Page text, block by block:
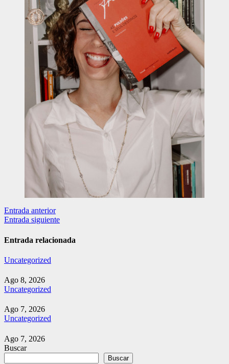
Navegación
de
entradas
Entrada anterior
Entrada siguiente
Entrada relacionada
Uncategorized
Ago 8, 2026
Uncategorized
Ago 7, 2026
Uncategorized
Ago 7, 2026
Buscar
Buscar